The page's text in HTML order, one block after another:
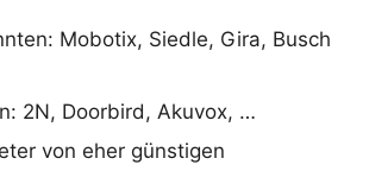
Mobotix, Siedle, Gira, Busch
2N, Doorbird, Akuvox, …
von eher günstigen